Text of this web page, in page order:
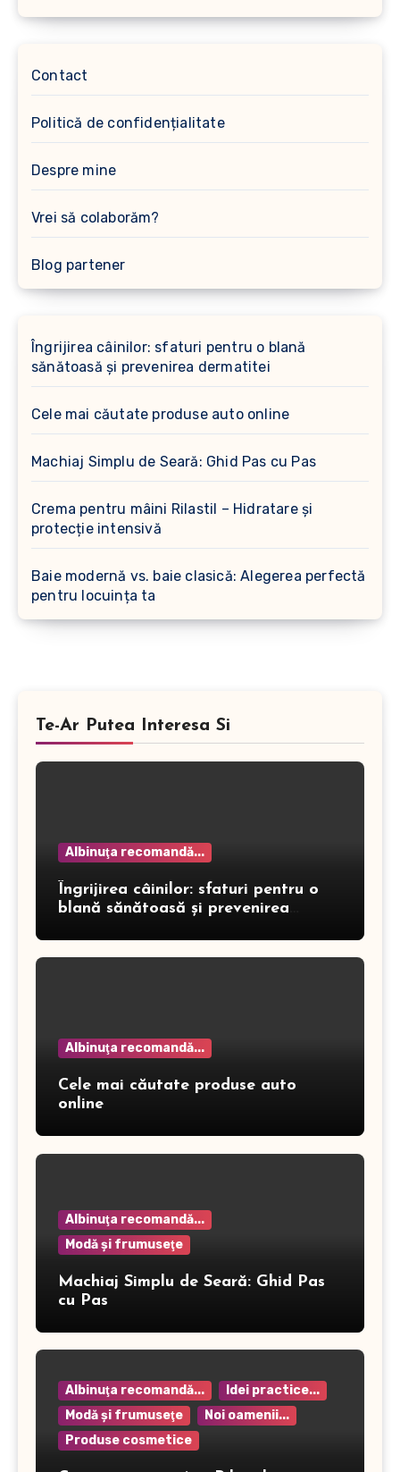
Contact
Politică de confidențialitate
Despre mine
Vrei să colaborăm?
Blog partener
Îngrijirea câinilor: sfaturi pentru o blană
sănătoasă și prevenirea dermatitei
Cele mai căutate produse auto online
Machiaj Simplu de Seară: Ghid Pas cu Pas
Crema pentru mâini Rilastil – Hidratare și
protecție intensivă
Baie modernă vs. baie clasică: Alegerea perfectă
pentru locuința ta
Te-Ar Putea Interesa Si
Albinuţa recomandă...
Îngrijirea câinilor: sfaturi pentru o
blană sănătoasă și prevenirea
Albinuţa recomandă...
Cele mai căutate produse auto
online
Albinuţa recomandă...
Modă şi frumuseţe
Machiaj Simplu de Seară: Ghid Pas
cu Pas
Albinuţa recomandă...
Idei practice...
Modă şi frumuseţe
Noi oamenii...
Produse cosmetice